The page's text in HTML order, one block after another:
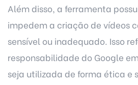
Além disso, a ferramenta
impedem a criação de vídeos
sensível ou inadequado. Isso
responsabilidade do Google
seja utilizada de forma ética e